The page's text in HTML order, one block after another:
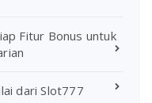
Fitur Bonus untuk
dari Slot777